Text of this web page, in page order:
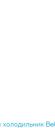
холодильник